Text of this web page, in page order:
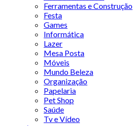
Ferramentas e Construção
Festa
Games
Informática
Lazer
Mesa Posta
Móveis
Mundo Beleza
Organização
Papelaria
Pet Shop
Saúde
Tv e Vídeo